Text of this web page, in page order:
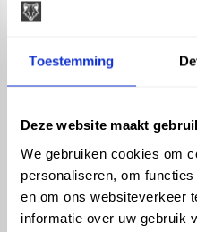
Toestemming
Deze website maakt
We gebruiken cookies om
personaliseren, om
en om ons websiteverkeer
informatie over uw gebruik